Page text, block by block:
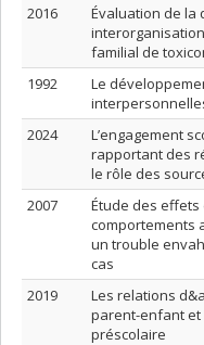
2016
Évaluation de la
familial de
1992
Le
2024
L’engagement
rapportant des
le rôle des
2007
Étude des effets
comportements
un trouble
cas
2019
Les relations
parent-enfant et
préscolaire